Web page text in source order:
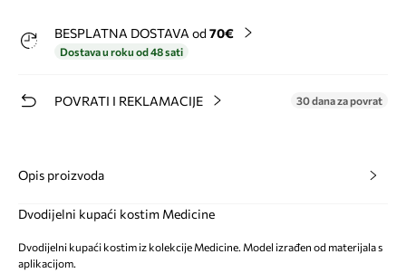
BESPLATNA DOSTAVA od 70€
Dostava u roku od 48 sati
POVRATI I REKLAMACIJE 30 dana za povrat
Opis proizvoda
Dvodijelni kupaći kostim Medicine
Dvodijelni kupaći kostim iz kolekcije Medicine. Model izrađen od materijala s
aplikacijom.